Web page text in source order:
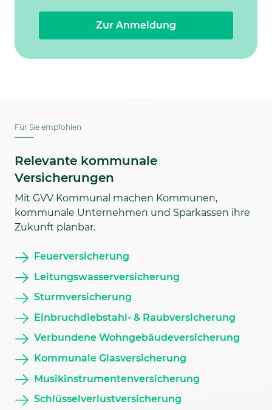
Zur Anmeldung
Für Sie empfohlen
Relevante kommunale
Versicherungen
Mit GVV Kommunal machen Kommunen,
kommunale Unternehmen und Sparkassen ihre
Zukunft planbar.
Feuerversicherung
Leitungswasserversicherung
Sturmversicherung
Einbruchdiebstahl- & Raubversicherung
Verbundene Wohngebäudeversicherung
Kommunale Glasversicherung
Musikinstrumentenversicherung
Schlüsselverlustversicherung